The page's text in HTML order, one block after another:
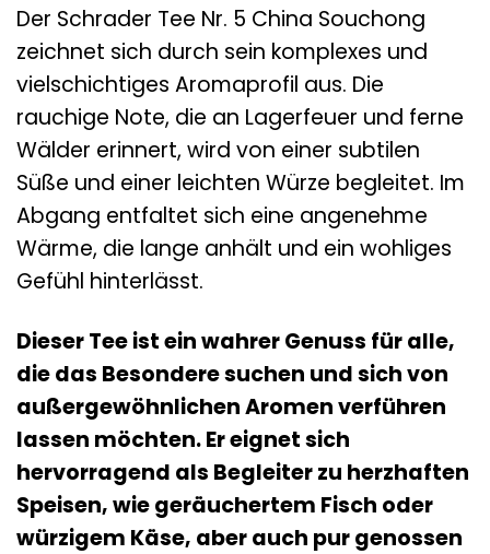
Der Schrader Tee Nr. 5 China Souchong
zeichnet sich durch sein komplexes und
vielschichtiges Aromaprofil aus. Die
rauchige Note, die an Lagerfeuer und ferne
Wälder erinnert, wird von einer subtilen
Süße und einer leichten Würze begleitet. Im
Abgang entfaltet sich eine angenehme
Wärme, die lange anhält und ein wohliges
Gefühl hinterlässt.
Dieser Tee ist ein wahrer Genuss für alle,
die das Besondere suchen und sich von
außergewöhnlichen Aromen verführen
lassen möchten. Er eignet sich
hervorragend als Begleiter zu herzhaften
Speisen, wie geräuchertem Fisch oder
würzigem Käse, aber auch pur genossen